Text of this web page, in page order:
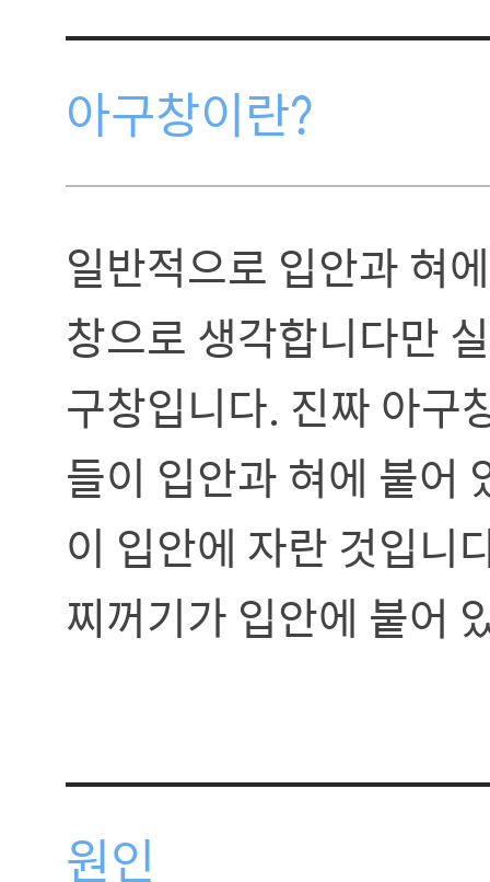
아구창이란?
일반적으로 입안과 혀
창으로 생각합니다만
구창입니다. 진짜 아구
들이 입안과 혀에 붙어
이 입안에 자란 것입니
찌꺼기가 입안에 붙어
원인